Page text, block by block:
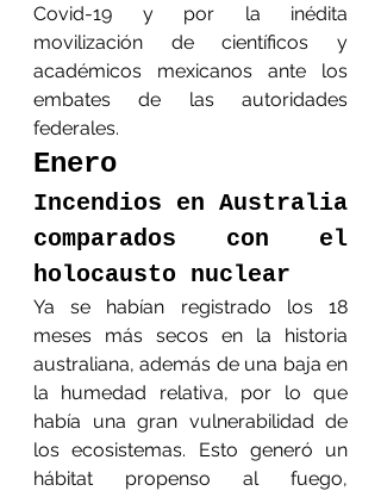
Covid-19 y por la inédita
movilización de científicos y
académicos mexicanos ante los
embates de las autoridades
federales.
Enero
Incendios en Australia
comparados con el
holocausto nuclear
Ya se habían registrado los 18
meses más secos en la historia
australiana, además de una baja en
la humedad relativa, por lo que
había una gran vulnerabilidad de
los ecosistemas. Esto generó un
hábitat propenso al fuego,